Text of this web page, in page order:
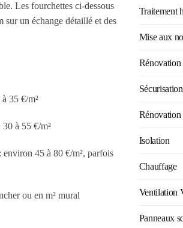
Les fourchettes ci-dessous
sur un échange détaillé et des
35 €/m²
à 55 €/m²
environ 45 à 80 €/m², parfois
ou en m² mural
Traitement
Mise aux
Rénovation
Rénovation
Isolation
Chauffage
Ventilation
Panneaux